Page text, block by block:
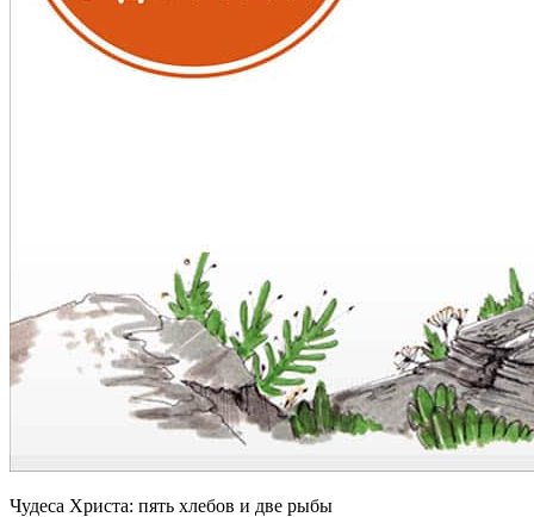
Чудеса Христа: пять хлебов и две рыбы